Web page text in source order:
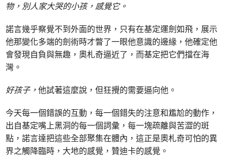
物，別人家大哭的小孩，感覺它。
諾言幾乎察覺不到外面的世界，只有在基定運劍如飛，展示
他那變化多端的劍術時才瞥了一眼他意識的邊緣，他確定他
會發現自負與無趣，奧札奇逼近了，而基定把它們擋在海
灣。
好孩子，他試著這麼說，但狂攪的需要逼向他。
今天每一個錯誤的互動，每一個錯失的注意和尷尬的動作，
出自基定嘴上黑洞的每一個詞彙，每一塊疏離與苦澀的斑
點，諾言達把這些全部聚集在體內，這正是奧札奇可怕的異
界之觸降臨時，大地的感覺，贊迪卡的感覺。